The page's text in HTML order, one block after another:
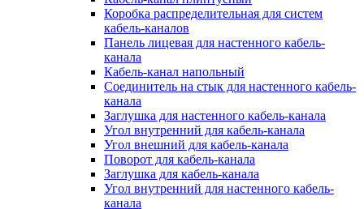
Коробка распределительная для систем
кабель-каналов
Панель лицевая для настенного кабель-
канала
Кабель-канал напольный
Соединитель на стык для настенного кабель-
канала
Заглушка для настенного кабель-канала
Угол внутренний для кабель-канала
Угол внешний для кабель-канала
Поворот для кабель-канала
Заглушка для кабель-канала
Угол внутренний для настенного кабель-
канала